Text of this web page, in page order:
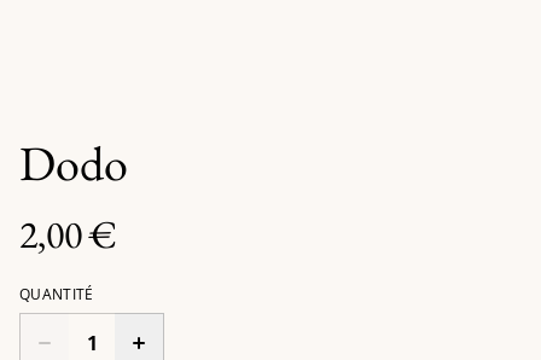
Dodo
2,00 €
QUANTITÉ